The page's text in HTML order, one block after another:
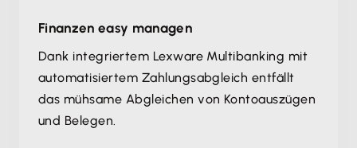
Finanzen easy managen
Dank integriertem Lexware Multibanking mit
automatisiertem Zahlungsabgleich entfällt
das mühsame Abgleichen von Kontoauszügen
und Belegen.